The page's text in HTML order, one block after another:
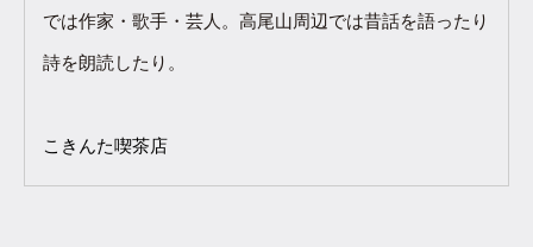
では作家・歌手・芸人。高尾山周辺では昔話を語ったり
詩を朗読したり。
こきんた喫茶店